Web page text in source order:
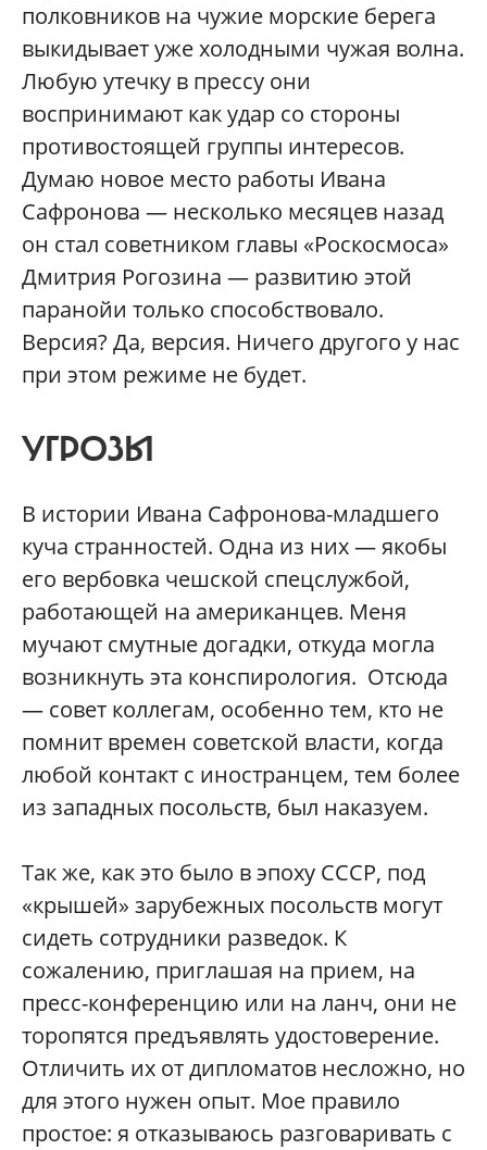
полковников на чужие морские берега
выкидывает уже холодными чужая волна.
Любую утечку в прессу они
воспринимают как удар со стороны
противостоящей группы интересов.
Думаю новое место работы Ивана
Сафронова — несколько месяцев назад
он стал советником главы «Роскосмоса»
Дмитрия Рогозина — развитию этой
паранойи только способствовало.
Версия? Да, версия. Ничего другого у нас
при этом режиме не будет.
УГРОЗЫ
В истории Ивана Сафронова-младшего
куча странностей. Одна из них — якобы
его вербовка чешской спецслужбой,
работающей на американцев. Меня
мучают смутные догадки, откуда могла
возникнуть эта конспирология. Отсюда
— совет коллегам, особенно тем, кто не
помнит времен советской власти, когда
любой контакт с иностранцем, тем более
из западных посольств, был наказуем.
Так же, как это было в эпоху СССР, под
«крышей» зарубежных посольств могут
сидеть сотрудники разведок. К
сожалению, приглашая на прием, на
пресс-конференцию или на ланч, они не
торопятся предъявлять удостоверение.
Отличить их от дипломатов несложно, но
для этого нужен опыт. Мое правило
простое: я отказываюсь разговаривать с